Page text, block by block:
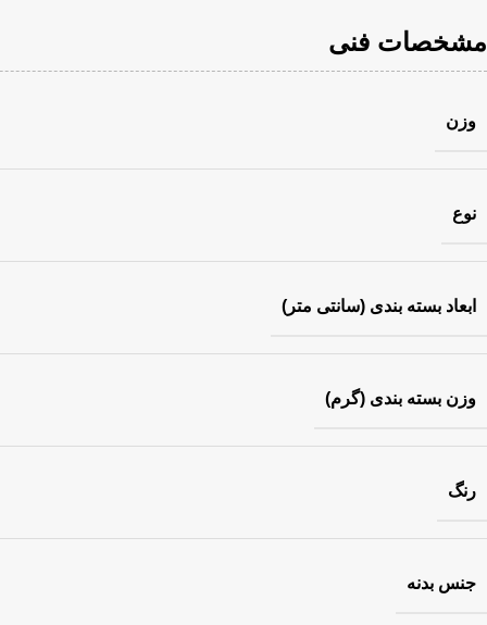
مشخصات فنی
وزن
نوع
ابعاد بسته بندی (سانتی متر)
وزن بسته بندی (گرم)
رنگ
جنس بدنه